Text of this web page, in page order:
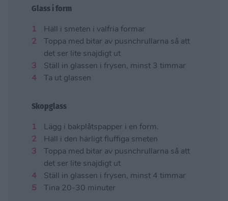
Glass i form
Häll i smeten i valfria formar
Toppa med bitar av pusnchrullarna så att
det ser lite snajdigt ut
Ställ in glassen i frysen, minst 3 timmar
Ta ut glassen
Skopglass
Lägg i bakplåtspapper i en form.
Häll i den härligt fluffiga smeten
Toppa med bitar av pusnchrullarna så att
det ser lite snajdigt ut
Ställ in glassen i frysen, minst 4 timmar
Tina 20-30 minuter